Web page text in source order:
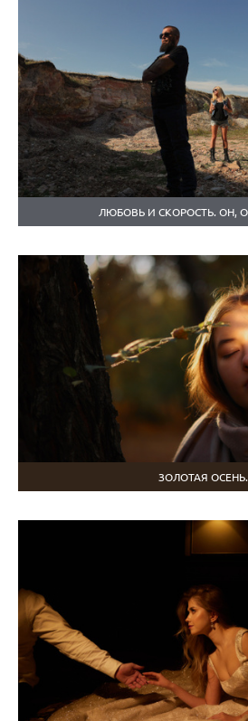
ЛЮБОВЬ И СКОРОСТЬ. ОН,
ЗОЛОТАЯ ОСЕНЬ.